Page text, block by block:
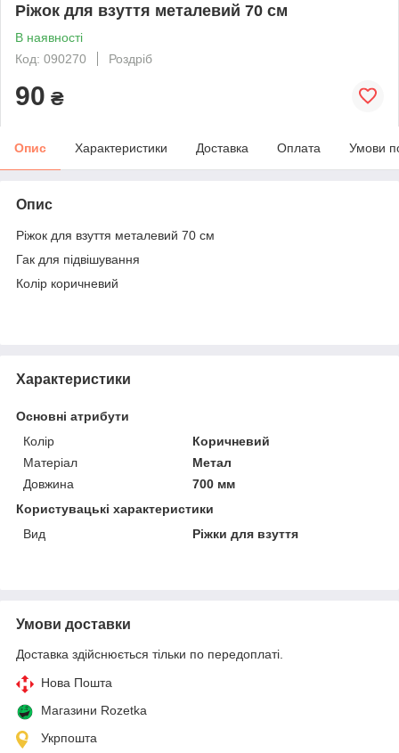
Ріжок для взуття металевий 70 см
В наявності
Код: 090270
Роздріб
90 ₴
Опис Характеристики Доставка Оплата Умови
Опис
Ріжок для взуття металевий 70 см
Гак для підвішування
Колір коричневий
Характеристики
Основні атрибути
Колір
Коричневий
Матеріал
Метал
Довжина
700 мм
Користувацькi характеристики
Вид
Ріжки для взуття
Умови доставки
Доставка здійснюється тільки по передоплаті.
Нова Пошта
Магазини Rozetka
Укрпошта